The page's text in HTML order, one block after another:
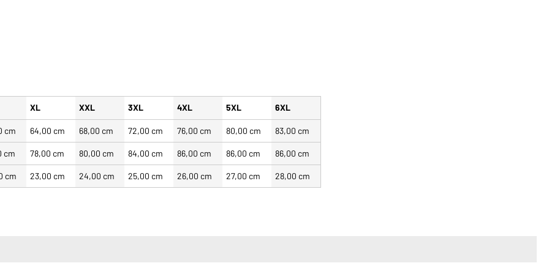
XL XXL 3XL 4XL 5XL 6XL
cm 64,00 cm 68,00 cm 72,00 cm 76,00 cm 80,00 cm 83,00 cm
cm 78,00 cm 80,00 cm 84,00 cm 86,00 cm 86,00 cm 86,00 cm
cm 23,00 cm 24,00 cm 25,00 cm 26,00 cm 27,00 cm 28,00 cm